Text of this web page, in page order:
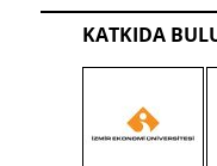
KATKIDA